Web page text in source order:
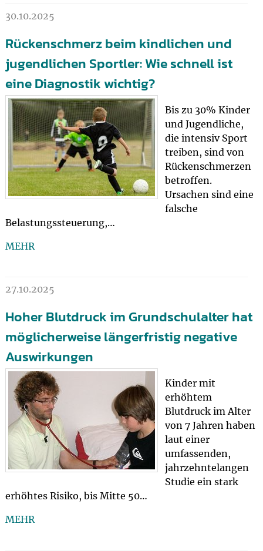
30.10.2025
Rückenschmerz beim kindlichen und
jugendlichen Sportler: Wie schnell ist
eine Diagnostik wichtig?
Bis zu 30% Kinder
und Jugendliche,
die intensiv Sport
treiben, sind von
Rückenschmerzen
betroffen.
Ursachen sind eine
falsche
Belastungssteuerung,…
MEHR
27.10.2025
Hoher Blutdruck im Grundschulalter hat
möglicherweise längerfristig negative
Auswirkungen
Kinder mit
erhöhtem
Blutdruck im Alter
von 7 Jahren haben
laut einer
umfassenden,
jahrzehntelangen
Studie ein stark
erhöhtes Risiko, bis Mitte 50…
MEHR